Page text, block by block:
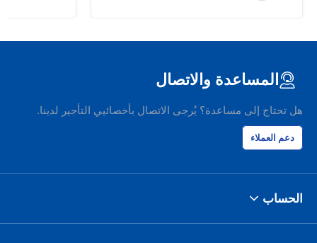
المساعدة والاتصال
هل تحتاج إلى مساعدة؟ يُرجى الاتصال بأخصائيي التأجير لدينا.
دعم العملاء
الحساب